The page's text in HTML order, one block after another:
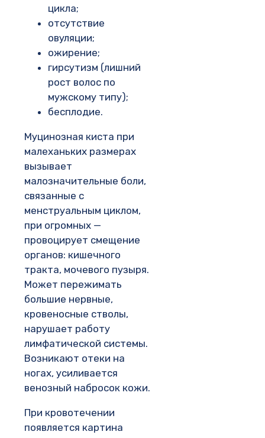
цикла;
отсутствие
овуляции;
ожирение;
гирсутизм (лишний
рост волос по
мужскому типу);
бесплодие.
Муцинозная киста при
малеханьких размерах
вызывает
малозначительные боли,
связанные с
менструальным циклом,
при огромных —
провоцирует смещение
органов: кишечного
тракта, мочевого пузыря.
Может пережимать
большие нервные,
кровеносные стволы,
нарушает работу
лимфатической системы.
Возникают отеки на
ногах, усиливается
венозный набросок кожи.
При кровотечении
появляется картина